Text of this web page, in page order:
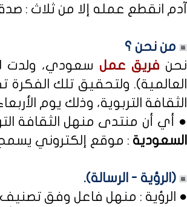
آدم انقطع عمله إلا من ثلاث :
من نحن ؟
نحن فريق عمل سعودي، ولدت
العالمية). ولتحقيق تلك الفكرة
الثقافة التربوية، وذلك يوم الأربعاء المصادف غرة شهر
● أي أن منتدى منهل الثقافة
السعودية : موقع إلكتروني يسمح
(الرؤية - الرسالة).
● الرؤية : منهل فاعل وفق